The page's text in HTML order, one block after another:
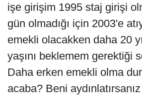
işe girişim 1995 staj girişi
gün olmadığı için 2003'e
emekli olacakken daha 20
yaşını beklemem gerektiği
Daha erken emekli olma
acaba? Beni